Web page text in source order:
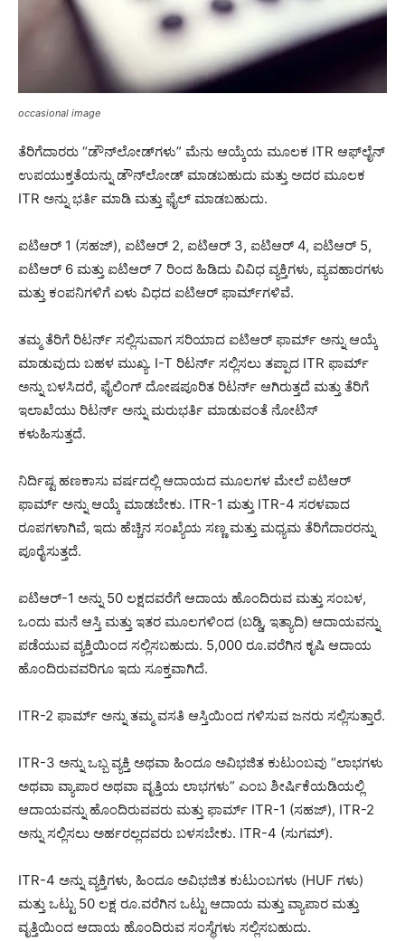
occasional image
ತೆರಿಗೆದಾರರು “ಡೌನ್‌ಲೋಡ್‌ಗಳು” ಮೆನು ಆಯ್ಕೆಯ ಮೂಲಕ ITR ಆಫ್‌ಲೈನ್
ಉಪಯುಕ್ತತೆಯನ್ನು ಡೌನ್‌ಲೋಡ್ ಮಾಡಬಹುದು ಮತ್ತು ಅದರ ಮೂಲಕ
ITR ಅನ್ನು ಭರ್ತಿ ಮಾಡಿ ಮತ್ತು ಫೈಲ್ ಮಾಡಬಹುದು.
ಐಟಿಆರ್ 1 (ಸಹಜ್), ಐಟಿಆರ್ 2, ಐಟಿಆರ್ 3, ಐಟಿಆರ್ 4, ಐಟಿಆರ್ 5,
ಐಟಿಆರ್ 6 ಮತ್ತು ಐಟಿಆರ್ 7 ರಿಂದ ಹಿಡಿದು ವಿವಿಧ ವ್ಯಕ್ತಿಗಳು, ವ್ಯವಹಾರಗಳು
ಮತ್ತು ಕಂಪನಿಗಳಿಗೆ ಏಳು ವಿಧದ ಐಟಿಆರ್ ಫಾರ್ಮ್‌ಗಳಿವೆ.
ತಮ್ಮ ತೆರಿಗೆ ರಿಟರ್ನ್ ಸಲ್ಲಿಸುವಾಗ ಸರಿಯಾದ ಐಟಿಆರ್ ಫಾರ್ಮ್ ಅನ್ನು ಆಯ್ಕೆ
ಮಾಡುವುದು ಬಹಳ ಮುಖ್ಯ. I-T ರಿಟರ್ನ್ ಸಲ್ಲಿಸಲು ತಪ್ಪಾದ ITR ಫಾರ್ಮ್
ಅನ್ನು ಬಳಸಿದರೆ, ಫೈಲಿಂಗ್ ದೋಷಪೂರಿತ ರಿಟರ್ನ್ ಆಗಿರುತ್ತದೆ ಮತ್ತು ತೆರಿಗೆ
ಇಲಾಖೆಯು ರಿಟರ್ನ್ ಅನ್ನು ಮರುಭರ್ತಿ ಮಾಡುವಂತೆ ನೋಟಿಸ್
ಕಳುಹಿಸುತ್ತದೆ.
ನಿರ್ದಿಷ್ಟ ಹಣಕಾಸು ವರ್ಷದಲ್ಲಿ ಆದಾಯದ ಮೂಲಗಳ ಮೇಲೆ ಐಟಿಆರ್
ಫಾರ್ಮ್ ಅನ್ನು ಆಯ್ಕೆ ಮಾಡಬೇಕು. ITR-1 ಮತ್ತು ITR-4 ಸರಳವಾದ
ರೂಪಗಳಾಗಿವೆ, ಇದು ಹೆಚ್ಚಿನ ಸಂಖ್ಯೆಯ ಸಣ್ಣ ಮತ್ತು ಮಧ್ಯಮ ತೆರಿಗೆದಾರರನ್ನು
ಪೂರೈಸುತ್ತದೆ.
ಐಟಿಆರ್-1 ಅನ್ನು 50 ಲಕ್ಷದವರೆಗೆ ಆದಾಯ ಹೊಂದಿರುವ ಮತ್ತು ಸಂಬಳ,
ಒಂದು ಮನೆ ಆಸ್ತಿ ಮತ್ತು ಇತರ ಮೂಲಗಳಿಂದ (ಬಡ್ಡಿ, ಇತ್ಯಾದಿ) ಆದಾಯವನ್ನು
ಪಡೆಯುವ ವ್ಯಕ್ತಿಯಿಂದ ಸಲ್ಲಿಸಬಹುದು. 5,000 ರೂ.ವರೆಗಿನ ಕೃಷಿ ಆದಾಯ
ಹೊಂದಿರುವವರಿಗೂ ಇದು ಸೂಕ್ತವಾಗಿದೆ.
ITR-2 ಫಾರ್ಮ್ ಅನ್ನು ತಮ್ಮ ವಸತಿ ಆಸ್ತಿಯಿಂದ ಗಳಿಸುವ ಜನರು ಸಲ್ಲಿಸುತ್ತಾರೆ.
ITR-3 ಅನ್ನು ಒಬ್ಬ ವ್ಯಕ್ತಿ ಅಥವಾ ಹಿಂದೂ ಅವಿಭಜಿತ ಕುಟುಂಬವು “ಲಾಭಗಳು
ಅಥವಾ ವ್ಯಾಪಾರ ಅಥವಾ ವೃತ್ತಿಯ ಲಾಭಗಳು” ಎಂಬ ಶೀರ್ಷಿಕೆಯಡಿಯಲ್ಲಿ
ಆದಾಯವನ್ನು ಹೊಂದಿರುವವರು ಮತ್ತು ಫಾರ್ಮ್ ITR-1 (ಸಹಜ್), ITR-2
ಅನ್ನು ಸಲ್ಲಿಸಲು ಅರ್ಹರಲ್ಲದವರು ಬಳಸಬೇಕು. ITR-4 (ಸುಗಮ್).
ITR-4 ಅನ್ನು ವ್ಯಕ್ತಿಗಳು, ಹಿಂದೂ ಅವಿಭಜಿತ ಕುಟುಂಬಗಳು (HUF ಗಳು)
ಮತ್ತು ಒಟ್ಟು 50 ಲಕ್ಷ ರೂ.ವರೆಗಿನ ಒಟ್ಟು ಆದಾಯ ಮತ್ತು ವ್ಯಾಪಾರ ಮತ್ತು
ವೃತ್ತಿಯಿಂದ ಆದಾಯ ಹೊಂದಿರುವ ಸಂಸ್ಥೆಗಳು ಸಲ್ಲಿಸಬಹುದು.